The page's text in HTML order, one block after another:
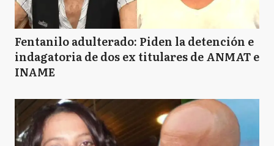
Fentanilo adulterado: Piden la detención e
indagatoria de dos ex titulares de ANMAT e
INAME